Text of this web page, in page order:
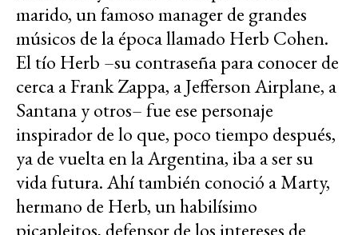
marido, un famoso manager de grandes
músicos de la época llamado Herb Cohen.
El tío Herb –su contraseña para conocer de
cerca a Frank Zappa, a Jefferson Airplane, a
Santana y otros– fue ese personaje
inspirador de lo que, poco tiempo después,
ya de vuelta en la Argentina, iba a ser su
vida futura. Ahí también conoció a Marty,
hermano de Herb, un habilísimo
picapleitos, defensor de los intereses de